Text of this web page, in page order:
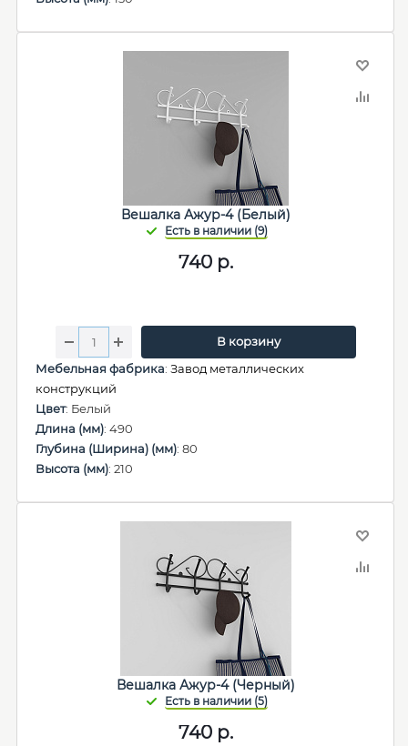
Вешалка Ажур-4 (Белый)
740 р.
В корзину
Мебельная фабрика: Завод металлических
конструкций
Цвет: Белый
Длина (мм): 490
Глубина (Ширина) (мм): 80
Высота (мм): 210
Вешалка Ажур-4 (Черный)
740 р.